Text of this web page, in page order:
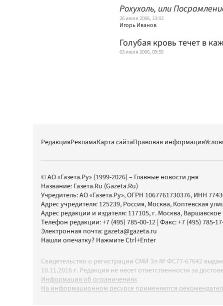
Рохухоль, или
26 июля 2006, 13:02
Игорь Иванов
Голубая кровь течет в
03 июля 2006, 09:55
РедакцияРекламаКарта сайтаПравовая информация
© АО «Газета.Ру» (1999-2026) – Главные новости дня
Название: Газета.Ru (Gazeta.Ru)
Учредитель:АО «Газета.Ру», ОГРН 1067761730376, ИНН
Адрес учредителя: 125239, Россия, Москва, Коптевская
Адрес редакции и издателя: 117105, г. Москва, Варшавское
Телефон редакции:+7 (495) 785-00-12 | Факс:+7 (495) 785-
Электронная почта:gazeta@gazeta.ru
Нашли опечатку? Нажмите Ctrl+Enter
Свидетельство о регистрации СМИ Эл № ФС77-67642
10.11.2016 г. Редакция не несет ответственности за
Информация об ограничениях
На информационном ресурсе применяются